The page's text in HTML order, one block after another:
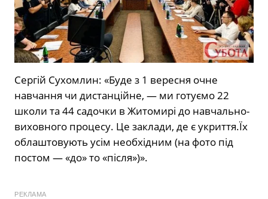
Сергій Сухомлин: «Буде з 1 вересня очне
навчання чи дистанційне, — ми готуємо 22
школи та 44 садочки в Житомирі до навчально-
виховного процесу. Це заклади, де є укриття.Їх
облаштовують усім необхідним (на фото під
постом — «до» то «після»)».
РЕКЛАМА